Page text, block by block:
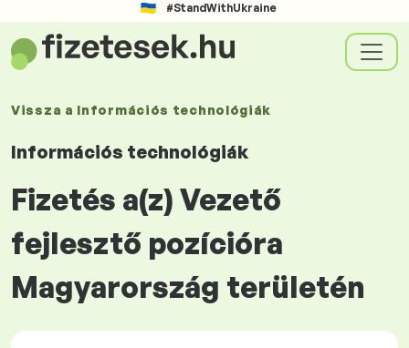
#StandWithUkraine
Vissza a Információs technológiák
Információs technológiák
Fizetés a(z) Vezető
fejlesztő pozícióra
Magyarország területén